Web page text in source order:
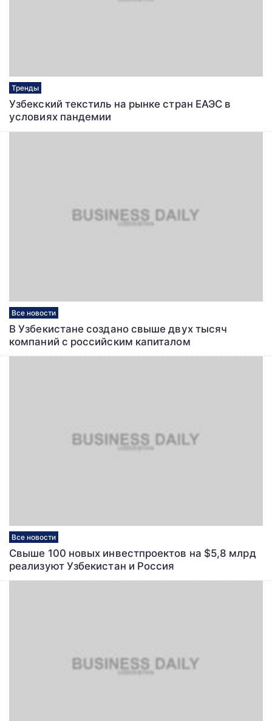
Тренды
Узбекский текстиль на рынке стран ЕАЭС в
условиях пандемии
Все новости
В Узбекистане создано свыше двух тысяч
компаний с российским капиталом
Все новости
Свыше 100 новых инвестпроектов на $5,8 млрд
реализуют Узбекистан и Россия